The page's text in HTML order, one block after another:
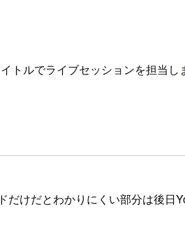
ルでライブセッションを担当し
けだとわかりにくい部分は後日